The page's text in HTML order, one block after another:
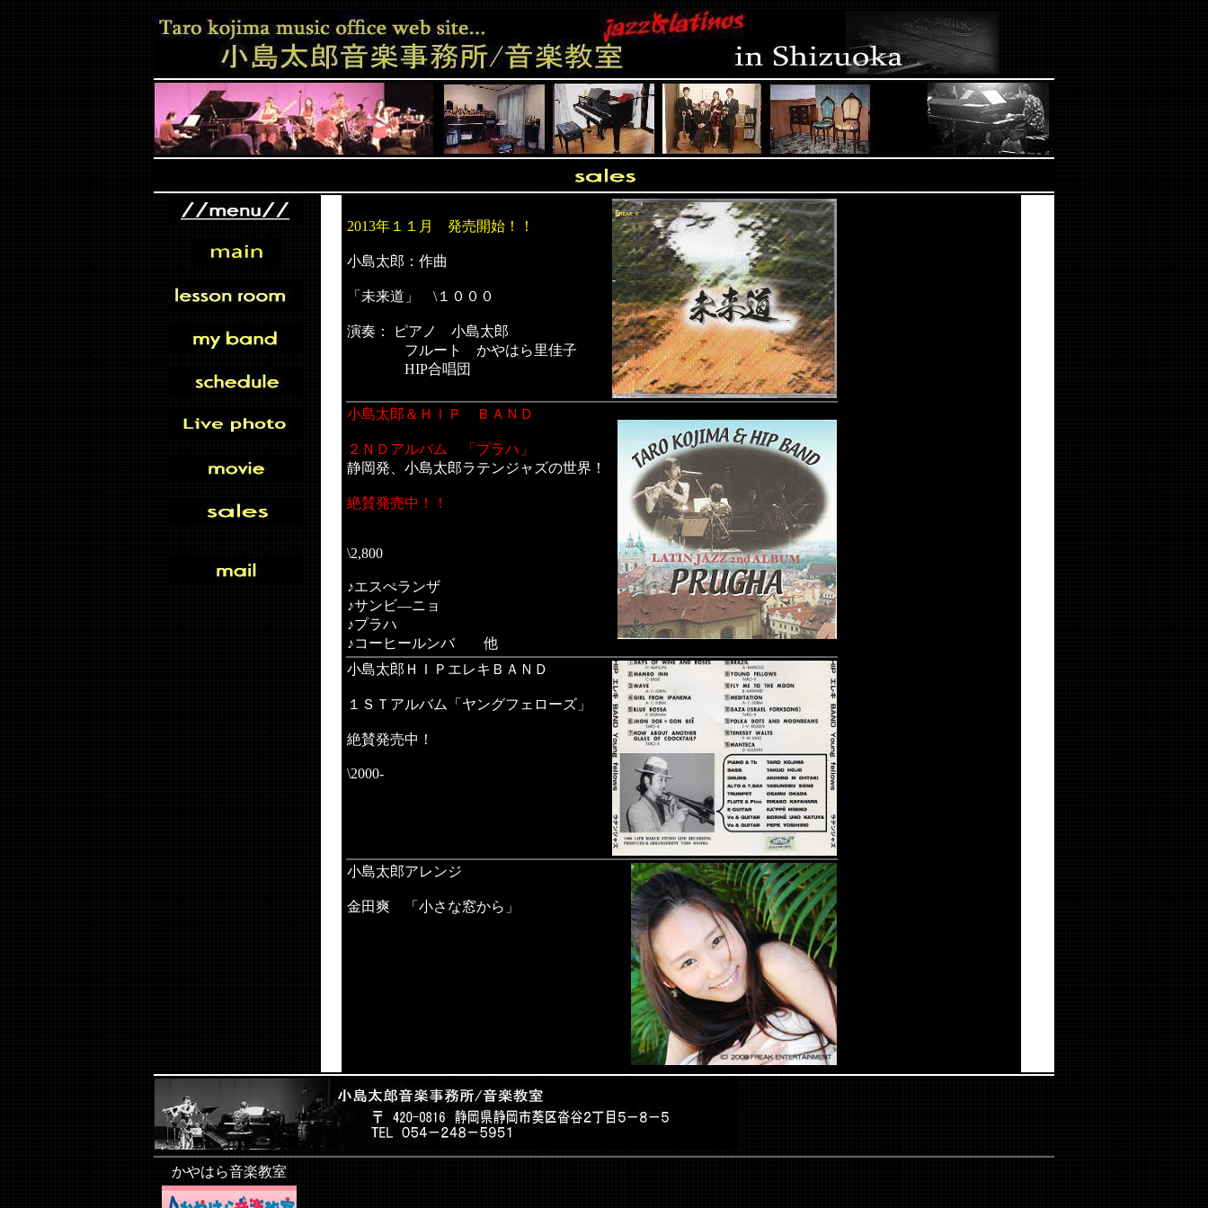
2013年１１月 発売開始！！
小島太郎：作曲
「未来道」 \１０００
演奏： ピアノ 小島太郎
フルート かやはら里佳子
HIP合唱団
小島太郎＆ＨＩＰ ＢＡＮＤ
２ＮＤアルバム 「プラハ」
静岡発、小島太郎ラテンジャズの世界！
絶賛発売中！！
\2,800
♪エスぺランザ
♪サンビ―ニョ
♪プラハ
♪コーヒールンバ 他
小島太郎ＨＩＰエレキＢＡＮＤ
１ＳＴアルバム「ヤングフェローズ」
絶賛発売中！
\2000-
小島太郎アレンジ
金田爽 「小さな窓から」
かやはら音楽教室